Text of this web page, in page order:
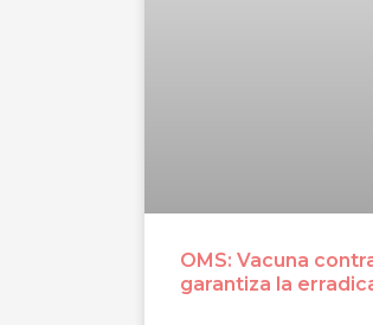
OMS: Vacuna
garantiza la